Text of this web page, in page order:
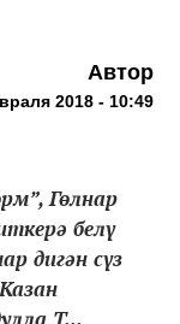
Автор
2018 - 10:49
Гөлнар
белү
дигән сүз